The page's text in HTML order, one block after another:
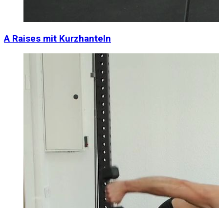
A Raises mit Kurzhanteln